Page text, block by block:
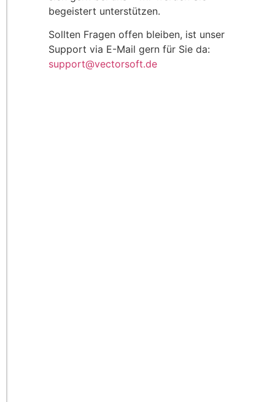
begeistert unterstützen.
Sollten Fragen offen bleiben, ist unser
Support via E-Mail gern für Sie da:
support@vectorsoft.de